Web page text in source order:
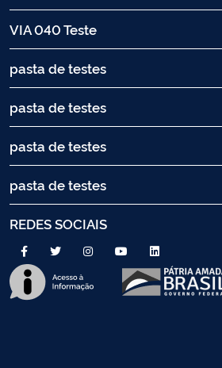
VIA 040 Teste
pasta de testes
pasta de testes
pasta de testes
pasta de testes
REDES SOCIAIS